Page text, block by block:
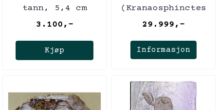
tann, 5,4 cm
3.100,-
Kjøp
(Kranaosphinctes
sp.)
29.999,-
Informasjon